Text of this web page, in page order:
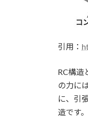
引用：
RC構造
の力に
に、引
造です。